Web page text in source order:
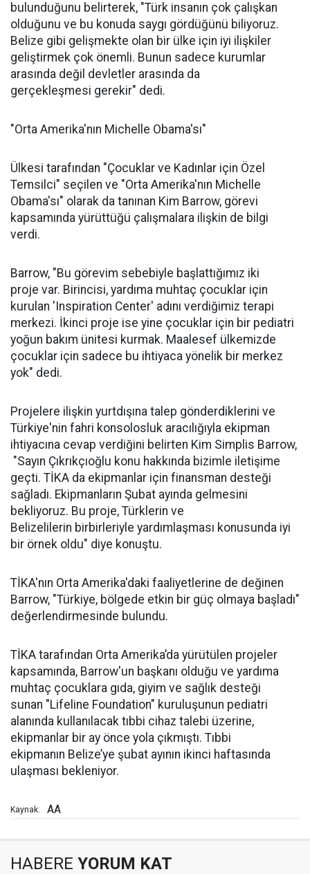
bulunduğunu belirterek, "Türk insanın çok çalışkan
olduğunu ve bu konuda saygı gördüğünü biliyoruz.
Belize gibi gelişmekte olan bir ülke için iyi ilişkiler
geliştirmek çok önemli. Bunun sadece kurumlar
arasında değil devletler arasında da
gerçekleşmesi gerekir" dedi.
"Orta Amerika'nın Michelle Obama'sı"
Ülkesi tarafından "Çocuklar ve Kadınlar için Özel
Temsilci" seçilen ve "Orta Amerika'nın Michelle
Obama'sı" olarak da tanınan Kim Barrow, görevi
kapsamında yürüttüğü çalışmalara ilişkin de bilgi
verdi.
Barrow, "Bu görevim sebebiyle başlattığımız iki
proje var. Birincisi, yardıma muhtaç çocuklar için
kurulan 'Inspiration Center' adını verdiğimiz terapi
merkezi. İkinci proje ise yine çocuklar için bir pediatri
yoğun bakım ünitesi kurmak. Maalesef ülkemizde
çocuklar için sadece bu ihtiyaca yönelik bir merkez
yok" dedi.
Projelere ilişkin yurtdışına talep gönderdiklerini ve
Türkiye'nin fahri konsolosluk aracılığıyla ekipman
ihtiyacına cevap verdiğini belirten Kim Simplis Barrow,
"Sayın Çıkrıkçıoğlu konu hakkında bizimle iletişime
geçti. TİKA da ekipmanlar için finansman desteği
sağladı. Ekipmanların Şubat ayında gelmesini
bekliyoruz. Bu proje, Türklerin ve
Belizelilerin birbirleriyle yardımlaşması konusunda iyi
bir örnek oldu" diye konuştu.
TİKA'nın Orta Amerika'daki faaliyetlerine de değinen
Barrow, "Türkiye, bölgede etkin bir güç olmaya başladı"
değerlendirmesinde bulundu.
TİKA tarafından Orta Amerika’da yürütülen projeler
kapsamında, Barrow'un başkanı olduğu ve yardıma
muhtaç çocuklara gıda, giyim ve sağlık desteği
sunan "Lifeline Foundation" kuruluşunun pediatri
alanında kullanılacak tıbbi cihaz talebi üzerine,
ekipmanlar bir ay önce yola çıkmıştı. Tıbbi
ekipmanın Belize’ye şubat ayının ikinci haftasında
ulaşması bekleniyor.
Kaynak: AA
HABERE YORUM KAT